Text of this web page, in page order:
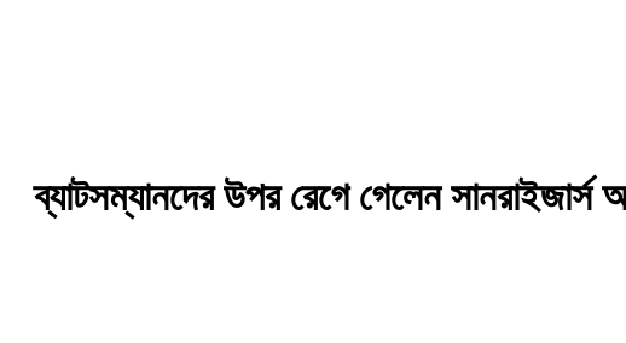
ব্যাটসম্যানদের উপর রেগে গেলেন সানরাইজার্স